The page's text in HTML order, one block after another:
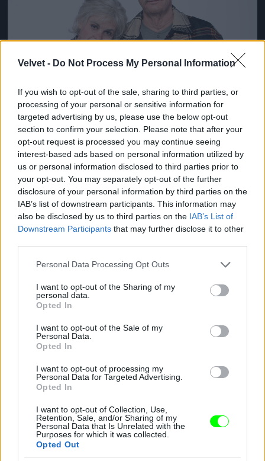
Velvet - Do Not Process My Personal Information
If you wish to opt-out of the sale, sharing to third parties, or
processing of your personal or sensitive information for
targeted advertising by us, please use the below opt-out
section to confirm your selection. Please note that after your
opt-out request is processed you may continue seeing
interest-based ads based on personal information utilized by
us or personal information disclosed to third parties prior to
your opt-out. You may separately opt-out of the further
disclosure of your personal information by third parties on the
IAB’s list of downstream participants. This information may
also be disclosed by us to third parties on the IAB’s List of
Downstream Participants that may further disclose it to other
Please note that this website/app uses one or more Google
not limited to your visit or usage behaviour. You may click to
grant or deny consent to Google and its third-party tags to
use your data for below specified purposes in below Google
consent section.
Personal Data Processing Opt Outs
I want to opt-out of the Sharing of my
personal data.
Opted In
I want to opt-out of the Sale of my
Personal Data.
Opted In
I want to opt-out of processing my
Personal Data for Targeted Advertising.
Opted In
I want to opt-out of Collection, Use,
Retention, Sale, and/or Sharing of my
Personal Data that Is Unrelated with the
Purposes for which it was collected.
Opted Out
és idősen.
Fotó: Bielik István / RTL Magyarország
Jön még kép!